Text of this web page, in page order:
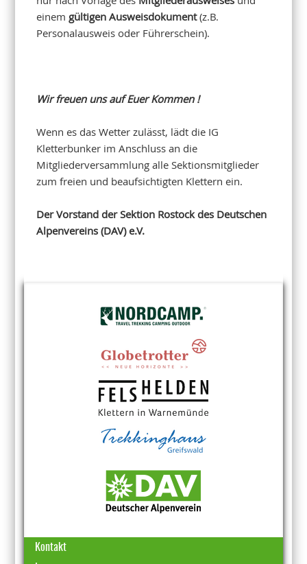
einem gültigen Ausweisdokument(z.B.
Personalausweis oder Führerschein).
Wir freuen uns auf Euer Kommen !
Wenn es das Wetter zulässt, lädt die IG
Kletterbunker im Anschluss an die
Mitgliederversammlung alle Sektionsmitglieder
zum freien und beaufsichtigten Klettern ein.
Der Vorstand der Sektion Rostock des Deutschen
Alpenvereins (DAV) e.V.
Kontakt